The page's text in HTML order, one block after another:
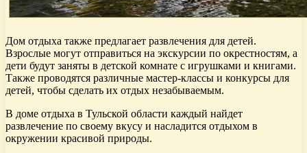
Дом отдыха также предлагает развлечения для детей.
Взрослые могут отправиться на экскурсии по окрестностям, а
дети будут заняты в детской комнате с игрушками и книгами.
Также проводятся различные мастер-классы и конкурсы для
детей, чтобы сделать их отдых незабываемым.
В доме отдыха в Тульской области каждый найдет
развлечение по своему вкусу и насладится отдыхом в
окружении красивой природы.